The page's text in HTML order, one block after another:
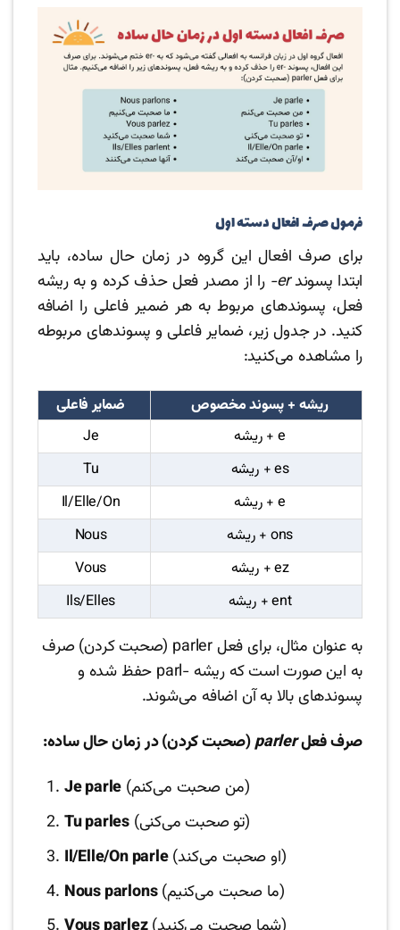
فرمول صرف افعال دسته اول
برای صرف افعال این گروه در زمان حال ساده، باید
ابتدا پسوندer- را از مصدر فعل حذف کرده و به ریشه
فعل، پسوندهای مربوط به هر ضمیر فاعلی را اضافه
کنید. در جدول زیر، ضمایر فاعلی و پسوندهای مربوطه
را مشاهده می‌کنید:
ریشه + پسوند مخصوص
ضمایر فاعلی
ریشه + e
Je
ریشه + es
Tu
ریشه + e
Il/Elle/On
ریشه + ons
Nous
ریشه + ez
Vous
ریشه + ent
Ils/Elles
به عنوان مثال، برای فعل parler (صحبت کردن) صرف
به این صورت است که ریشه -parl حفظ شده و
پسوندهای بالا به آن اضافه می‌شوند.
صرف فعلparler(صحبت کردن) در زمان حال ساده:
Je parle
(من صحبت می‌کنم)
Tu parles
(تو صحبت می‌کنی)
Il/Elle/On parle
(او صحبت می‌کند)
Nous parlons
(ما صحبت می‌کنیم)